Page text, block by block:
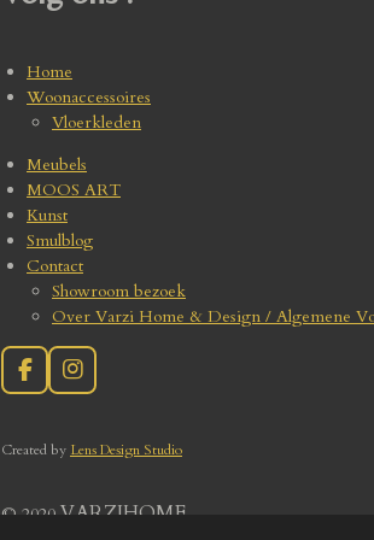
Home
Woonaccessoires
Vloerkleden
Meubels
MOOS ART
Kunst
Smulblog
Contact
Showroom bezoek
Over Varzi Home & Design / Algemene
F
a
e
o
I
n
t
r
Created by Lens Design Studio
© 2020VARZIHOME